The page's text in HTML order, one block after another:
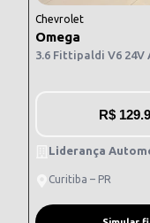
Chevrolet
Omega
3.6 Fittipaldi V6
R$
Liderança
Curitiba – PR